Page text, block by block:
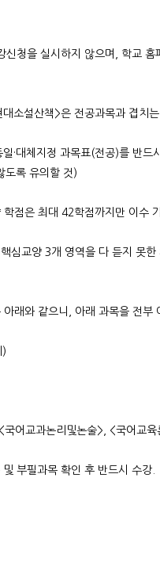
청을 실시하지 않으며, 학교
소설산책>은 전공과목과 겹치
대체지정 과목표(전공)를 반
도록 유의할 것)
점은 최대 42학점까지만 이수
심교양 3개 영역을 다 듣지 못
래와 같으니, 아래 과목을 전
)
어교과논리및논술>, <국어교
부필과목 확인 후 반드시 수강.